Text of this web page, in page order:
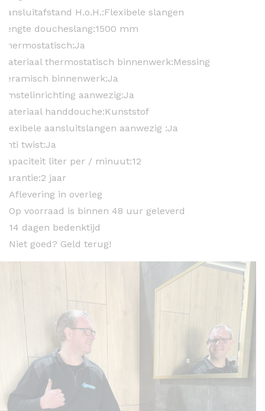
Aansluitafstand H.o.H.:Flexibele slangen
Lengte doucheslang:1500 mm
Thermostatisch:Ja
Materiaal thermostatisch binnenwerk:Messing
Keramisch binnenwerk:Ja
Omstelinrichting aanwezig:Ja
Materiaal handdouche:Kunststof
Flexibele aansluitslangen aanwezig :Ja
Anti twist:Ja
Capaciteit liter per / minuut:12
Garantie:2 jaar
Aflevering in overleg
Op voorraad is binnen 48 uur geleverd
14 dagen bedenktijd
Niet goed? Geld terug!